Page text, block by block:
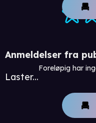
Anmeldelser fra
Laster...
Foreløpig har